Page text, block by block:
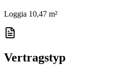
Loggia 10,47 m²
Vertragstyp